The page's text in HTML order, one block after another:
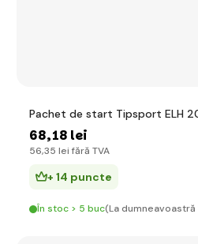
Pachet de start Tipsport ELH
68,18 lei
56,35 lei fără TVA
+ 14 puncte
În stoc > 5 buc(La dumneavoastră